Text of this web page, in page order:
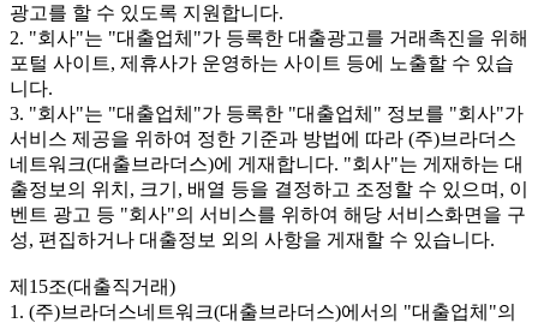
광고를 할 수 있도록 지원합니다.
2. "회사"는 "대출업체"가 등록한 대출광고를 거래촉진을 위해
포털 사이트, 제휴사가 운영하는 사이트 등에 노출할 수 있습
니다.
3. "회사"는 "대출업체"가 등록한 "대출업체" 정보를 "회사"가
서비스 제공을 위하여 정한 기준과 방법에 따라 (주)브라더스
네트워크(대출브라더스)에 게재합니다. "회사"는 게재하는 대
출정보의 위치, 크기, 배열 등을 결정하고 조정할 수 있으며, 이
벤트 광고 등 "회사"의 서비스를 위하여 해당 서비스화면을 구
성, 편집하거나 대출정보 외의 사항을 게재할 수 있습니다.
제15조(대출직거래)
1. (주)브라더스네트워크(대출브라더스)에서의 "대출업체"의